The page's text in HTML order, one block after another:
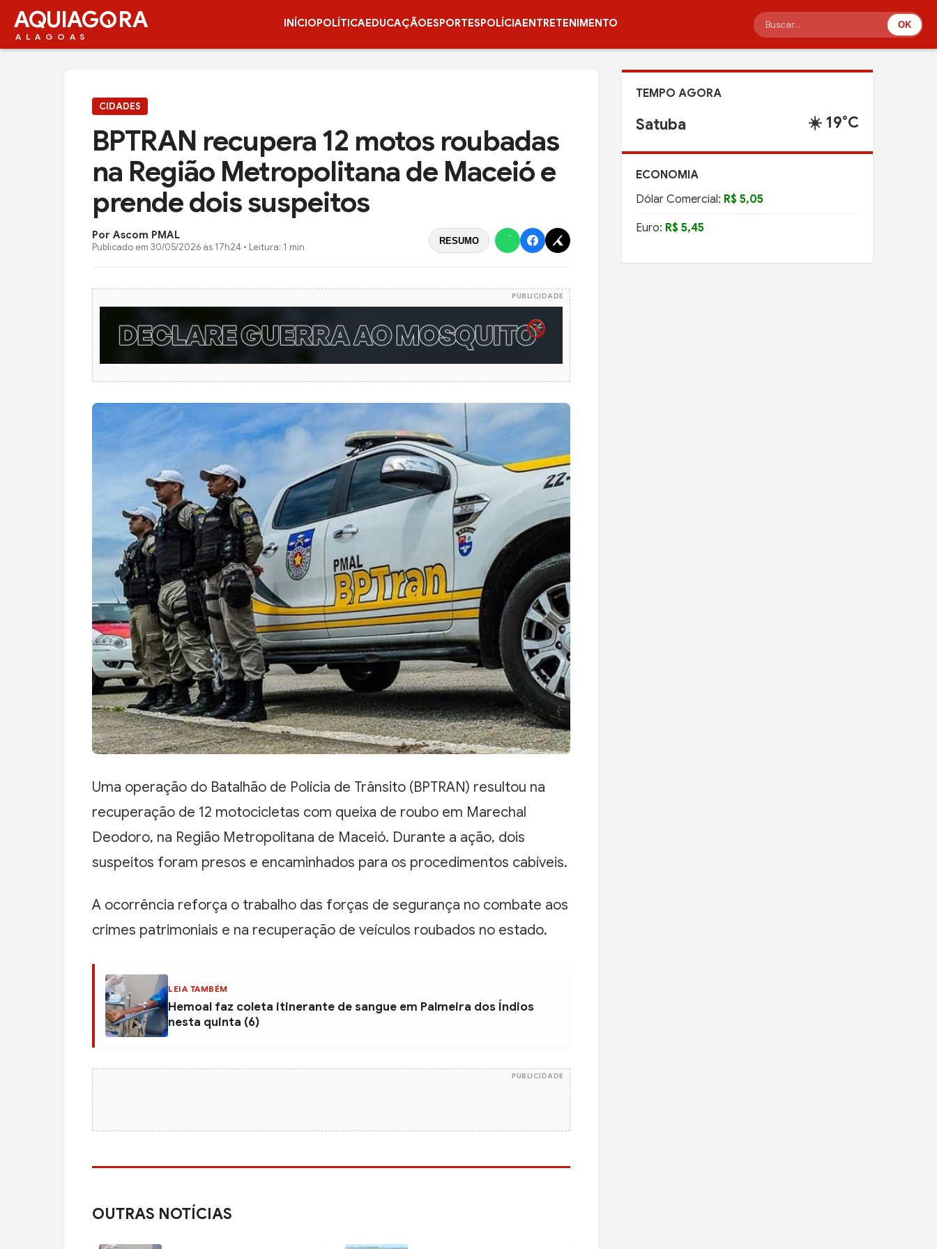
AQUIAG RA
ALAGOAS
INÍCIOPOLÍTICAEDUCAÇÃOESPORTESPOLÍCIAENTRETENIMENTO OK
CIDADES
BPTRAN recupera 12 motos roubadas
na Região Metropolitana de Maceió e
prende dois suspeitos
Por Ascom PMAL
Publicado em 30/05/2026 às 17h24 • Leitura: 1 min
RESUMO
PUBLICIDADE
Uma operação do Batalhão de Polícia de Trânsito (BPTRAN) resultou na
recuperação de 12 motocicletas com queixa de roubo em Marechal
Deodoro, na Região Metropolitana de Maceió. Durante a ação, dois
suspeitos foram presos e encaminhados para os procedimentos cabíveis.
A ocorrência reforça o trabalho das forças de segurança no combate aos
crimes patrimoniais e na recuperação de veículos roubados no estado.
LEIA TAMBÉM
Hemoal faz coleta itinerante de sangue em Palmeira dos Índios
nesta quinta (6)
PUBLICIDADE
OUTRAS NOTÍCIAS
TEMPO AGORA
Satuba ☀️ 19°C
ECONOMIA
Dólar Comercial: R$ 5,05
Euro: R$ 5,45